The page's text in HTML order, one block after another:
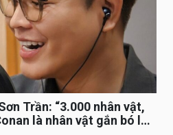
Trần: “3.000 nhân vật,
là nhân vật gắn bó lâu